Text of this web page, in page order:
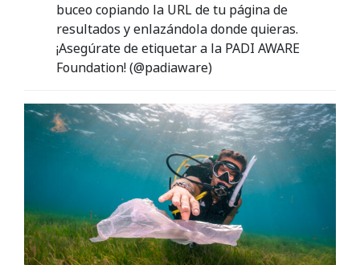
buceo copiando la URL de tu página de
resultados y enlazándola donde quieras.
¡Asegúrate de etiquetar a la PADI AWARE
Foundation! (@padiaware)